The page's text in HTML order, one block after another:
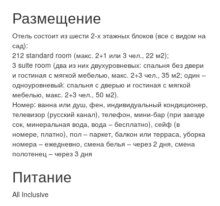
Размещение
Отель состоит из шести 2-х этажных блоков (все с видом на
сад):
212 standard room (макс. 2+1 или 3 чел., 22 м2);
3 suite room (два из них двухуровневых: спальня без двери
и гостиная с мягкой мебелью, макс. 2+3 чел., 35 м2; один –
одноуровневый: спальня с дверью и гостиная с мягкой
мебелью, макс. 2+3 чел., 50 м2).
Номер: ванна или душ, фен, индивидуальный кондиционер,
телевизор (русский канал), телефон, мини-бар (при заезде
сок, минеральная вода, вода – бесплатно), сейф (в
номере, платно), пол – паркет, балкон или терраса, уборка
номера – ежедневно, смена белья – через 2 дня, смена
полотенец – через 3 дня
Питание
All Inclusive